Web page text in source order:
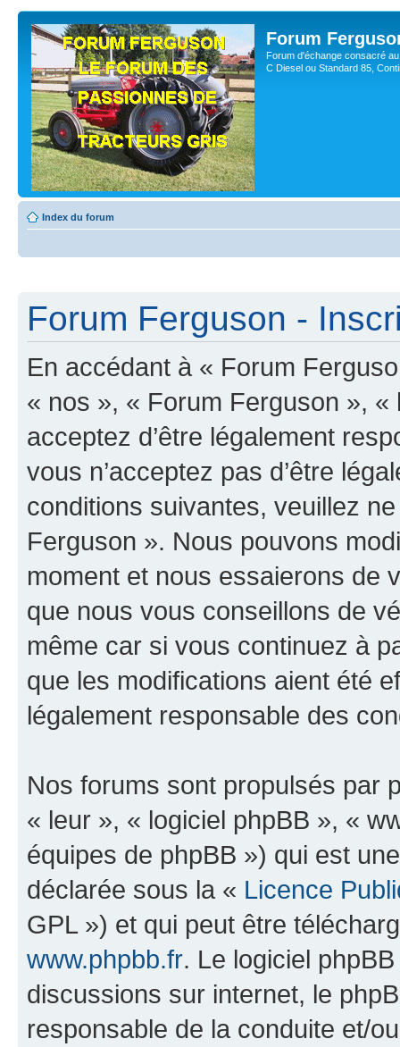
Forum
Forum d'échange consacré
C Diesel ou Standard 85,
Index du forum
Forum Ferguson -
En accédant à « Forum
« nos », « Forum Ferguson »,
acceptez d’être légalement
vous n’acceptez pas d’être
conditions suivantes, veuillez
Ferguson ». Nous pouvons
moment et nous essaierons de
que nous vous conseillons de
même car si vous continuez à
que les modifications aient été
légalement responsable des
Nos forums sont propulsés par
« leur », « logiciel phpBB », «
équipes de phpBB ») qui est
déclarée sous la « Licence
GPL ») et qui peut être
www.phpbb.fr. Le logiciel
discussions sur internet, le
responsable de la conduite et/